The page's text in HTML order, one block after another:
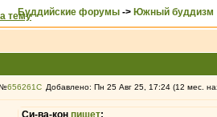
Буддийские форумы -> Южный буддизм
№656261 Добавлено: Пн 25 Авг 25, 17:24 (12 мес.
Си-ва-кон пишет: